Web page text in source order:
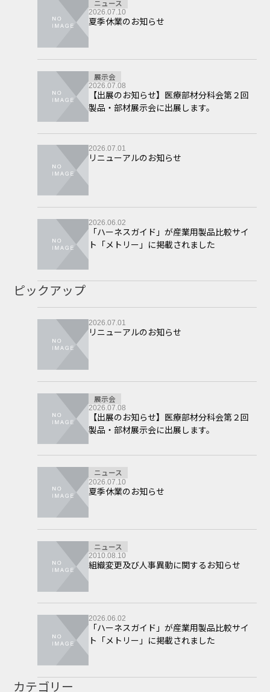
ニュース
2026.07.10
夏季休業のお知らせ
展示会
2026.07.08
【出展のお知らせ】医療部材分科会第２回
製品・部材展示会に出展します。
2026.07.01
リニューアルのお知らせ
2026.06.02
「ハーネスガイド」が産業用製品比較サイ
ト「メトリー」に掲載されました
ピックアップ
2026.07.01
リニューアルのお知らせ
展示会
2026.07.08
【出展のお知らせ】医療部材分科会第２回
製品・部材展示会に出展します。
ニュース
2026.07.10
夏季休業のお知らせ
ニュース
2010.08.10
組織変更及び人事異動に関するお知らせ
2026.06.02
「ハーネスガイド」が産業用製品比較サイ
ト「メトリー」に掲載されました
カテゴリー